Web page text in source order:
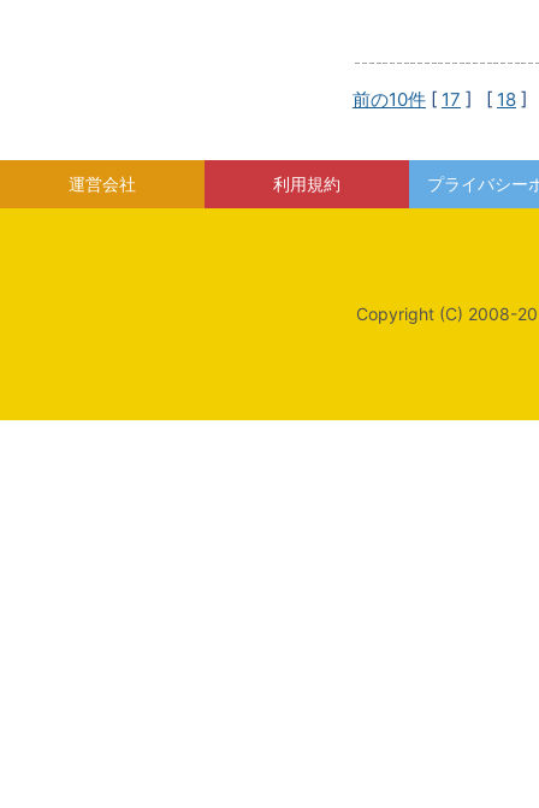
前の10件 [ 17 ] [ 18 ]
運営会社 利用規約 プライバシー
Copyright (C) 2008-